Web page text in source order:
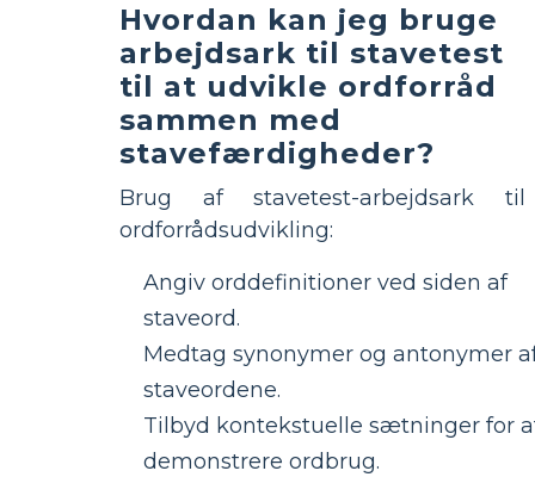
Hvordan kan jeg bruge
arbejdsark til stavetest
til at udvikle ordforråd
sammen med
stavefærdigheder?
Brug af stavetest-arbejdsark til
ordforrådsudvikling:
Angiv orddefinitioner ved siden af ​​
staveord.
Medtag synonymer og antonymer
staveordene.
Tilbyd kontekstuelle sætninger for
demonstrere ordbrug.